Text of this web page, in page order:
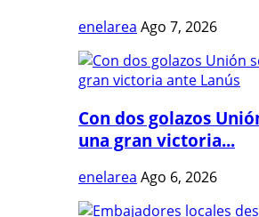
enelarea Ago 7, 2026
Con dos golazos
una gran victoria...
enelarea Ago 6, 2026